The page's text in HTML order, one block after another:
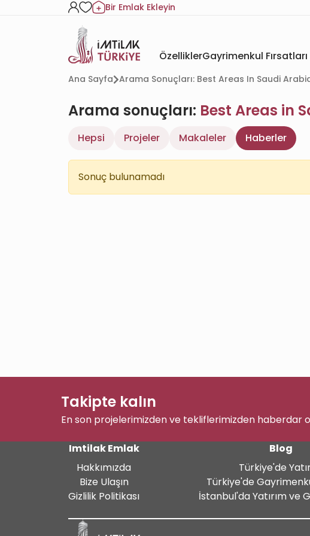
Bir Emlak Ekleyin
ÖzelliklerGayrimenkul Fırsatları
Ana Sayfa Arama Sonuçları: Best Areas In Saudi
Arama sonuçları: Best Areas in
Hepsi Projeler Makaleler Haberler
Sonuç bulunamadı
Takipte kalın
En son projelerimizden ve tekliflerimizden haberdar
Imtilak Emlak
Hakkımızda
Bize Ulaşın
Gizlilik Politikası
Blog
Türkiye'de
Türkiye'de
İstanbul'da Yatırım ve